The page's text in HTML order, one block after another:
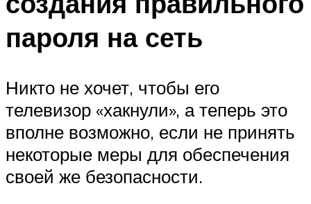
пароля на сеть
Никто не хочет, чтобы его
телевизор «хакнули», а теперь это
вполне возможно, если не принять
некоторые меры для обеспечения
своей же безопасности.